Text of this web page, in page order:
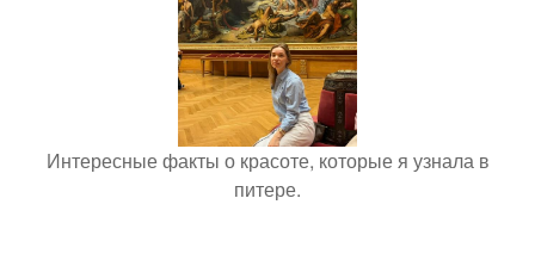
Интересные факты о красоте, которые я узнала в
питере.